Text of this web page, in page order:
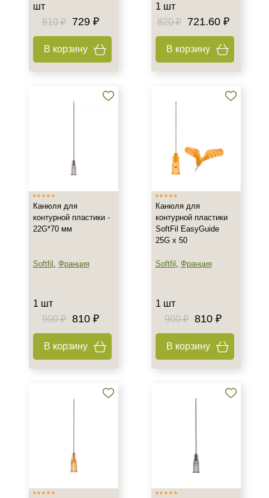
шт
810 ₽
729 ₽
В корзину
1 шт
820 ₽
721.60 ₽
В корзину
Канюля для
контурной пластики -
22G*70 мм
Softfil , Франция
1 шт
900 ₽ 810 ₽
В корзину
Канюля для
контурной пластики
SoftFil EasyGuide
25G х 50
Softfil , Франция
1 шт
900 ₽ 810 ₽
В корзину